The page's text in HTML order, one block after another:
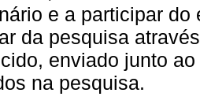
e a participar
da pesquisa
enviado junto
na pesquisa.